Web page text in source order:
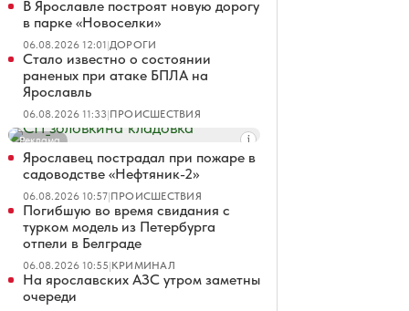
В Ярославле построят новую дорогу
в парке «Новоселки»
06.08.2026 12:01|ДОРОГИ
Стало известно о состоянии
раненых при атаке БПЛА на
Ярославль
06.08.2026 11:33|ПРОИСШЕСТВИЯ
Реклама
Ярославец пострадал при пожаре в
садоводстве «Нефтяник-2»
06.08.2026 10:57|ПРОИСШЕСТВИЯ
Погибшую во время свидания с
турком модель из Петербурга
отпели в Белграде
06.08.2026 10:55|КРИМИНАЛ
На ярославских АЗС утром заметны
очереди